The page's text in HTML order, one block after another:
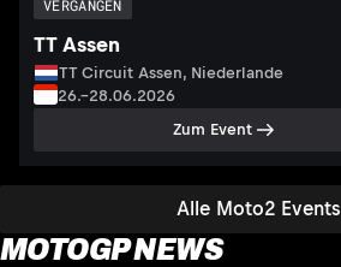
Alle Moto2 Events
VERGANGEN
TT Assen
TT Circuit Assen, Niederlande
26.–28.06.2026
Zum Event
MOTOGP NEWS